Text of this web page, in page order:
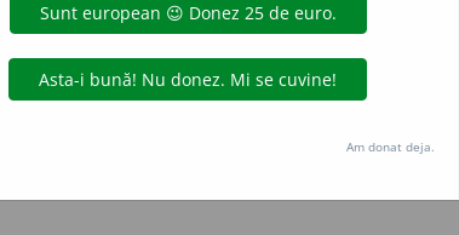
tristețe
Am donat deja.